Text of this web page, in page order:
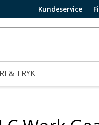
Kundeservice
& TRYK